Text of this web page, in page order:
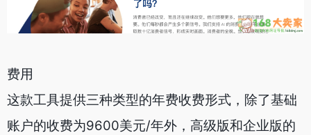
费用
这款工具提供三种类型的年费收费形式，除了基础
账户的收费为9600美元/年外，高级版和企业版的